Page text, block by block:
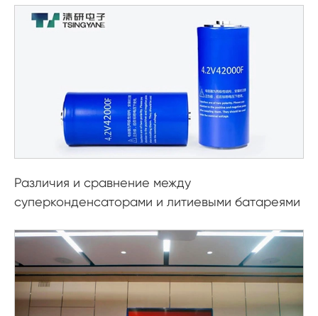
Различия и сравнение между
суперконденсаторами и литиевыми батареями